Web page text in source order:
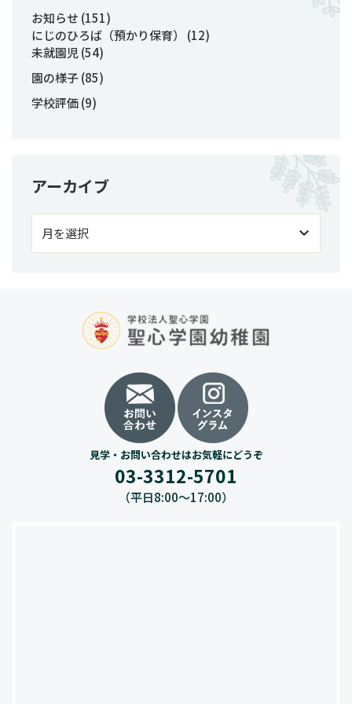
お知らせ (151)
にじのひろば（預かり保育）
(12)
未就園児(54)
園の様子(85)
学校評価(9)
アーカイブ
見学・お問い合わせはお気軽にどうぞ
03-3312-5701
（平日8:00〜17:00）